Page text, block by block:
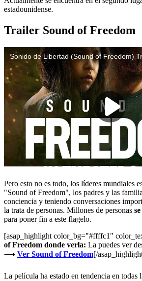
estadounidense.
Trailer Sound of Freedom
Pero esto no es todo, los líderes mundiales
"Sound of Freedom", los padres y las
conciencia y teniendo conversaciones
la trata de personas. Millones de personas
para poner fin a este flagelo.
[asap_highlight color_bg="#ffffc1"
of Freedom donde verla: La puedes ver
⟶ Ver Sound of Freedom[/
La película ha estado en tendencia en todas